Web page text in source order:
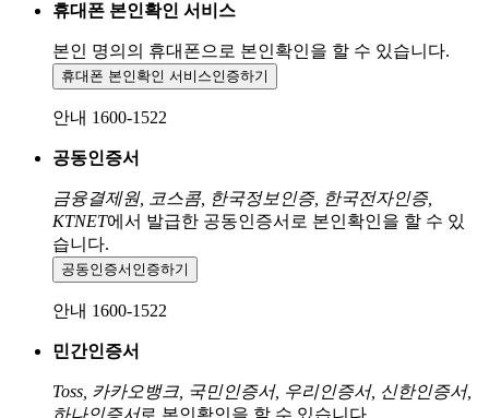
휴대폰 본인확인 서비스
본인 명의의 휴대폰으로 본인확인을 할 수 있습니다.
휴대폰 본인확인 서비스인증하기
안내 1600-1522
공동인증서
금융결제원, 코스콤, 한국정보인증, 한국전자인증,
KTNET에서 발급한 공동인증서로 본인확인을 할 수 있
습니다.
공동인증서 인증하기
안내 1600-1522
민간인증서
Toss, 카카오뱅크, 국민인증서, 우리인증서, 신한인증서,